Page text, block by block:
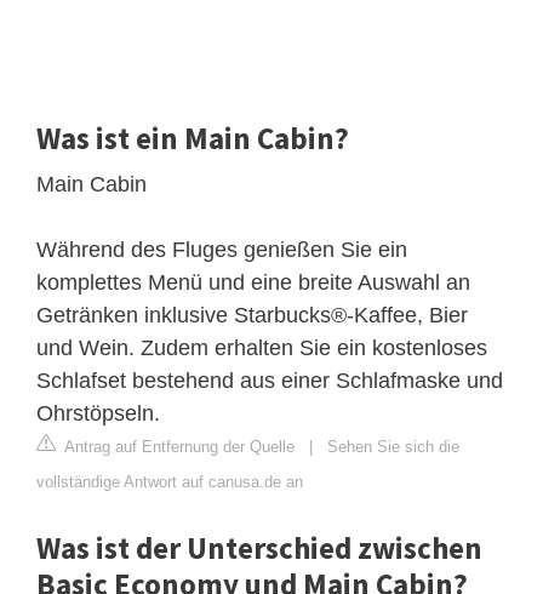
Was ist ein Main Cabin?
Main Cabin
Während des Fluges genießen Sie ein
komplettes Menü und eine breite Auswahl an
Getränken inklusive Starbucks®-Kaffee, Bier
und Wein. Zudem erhalten Sie ein kostenloses
Schlafset bestehend aus einer Schlafmaske und
Ohrstöpseln.
Antrag auf Entfernung der Quelle
Sehen Sie sich die
vollständige Antwort auf canusa.de an
Was ist der Unterschied zwischen
Basic Economy und Main Cabin?